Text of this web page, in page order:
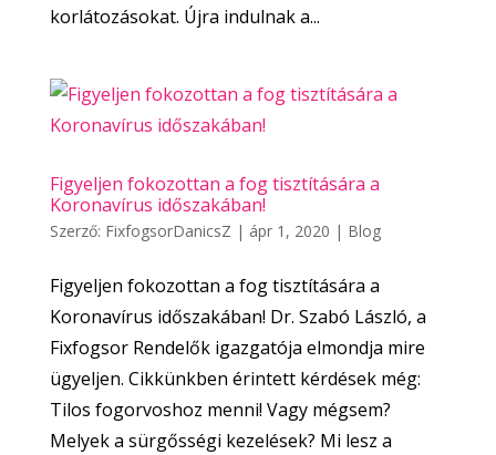
korlátozásokat. Újra indulnak a...
Figyeljen fokozottan a fog tisztítására a
Koronavírus időszakában!
Szerző: FixfogsorDanicsZ | ápr 1, 2020 | Blog
Figyeljen fokozottan a fog tisztítására a
Koronavírus időszakában! Dr. Szabó László, a
Fixfogsor Rendelők igazgatója elmondja mire
ügyeljen. Cikkünkben érintett kérdések még:
Tilos fogorvoshoz menni! Vagy mégsem?
Melyek a sürgősségi kezelések? Mi lesz a